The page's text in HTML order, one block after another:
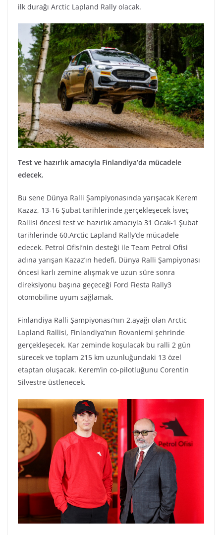
ilk durağı Arctic Lapland Rally olacak.
Test ve hazırlık amacıyla Finlandiya’da mücadele
edecek.
Bu sene Dünya Ralli Şampiyonasında yarışacak Kerem
Kazaz, 13-16 Şubat tarihlerinde gerçekleşecek İsveç
Rallisi öncesi test ve hazırlık amacıyla 31 Ocak-1 Şubat
tarihlerinde 60.Arctic Lapland Rally’de mücadele
edecek. Petrol Ofisi’nin desteği ile Team Petrol Ofisi
adına yarışan Kazaz’ın hedefi, Dünya Ralli Şampiyonası
öncesi karlı zemine alışmak ve uzun süre sonra
direksiyonu başına geçeceği Ford Fiesta Rally3
otomobiline uyum sağlamak.
Finlandiya Ralli Şampiyonası’nın 2.ayağı olan Arctic
Lapland Rallisi, Finlandiya’nın Rovaniemi şehrinde
gerçekleşecek. Kar zeminde koşulacak bu ralli 2 gün
sürecek ve toplam 215 km uzunluğundaki 13 özel
etaptan oluşacak. Kerem’in co-pilotluğunu Corentin
Silvestre üstlenecek.